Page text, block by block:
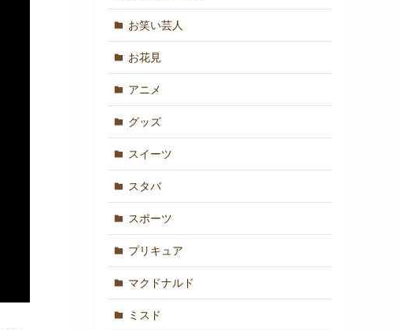
お笑い芸人
お花見
アニメ
グッズ
スイーツ
スタバ
スポーツ
プリキュア
マクドナルド
ミスド